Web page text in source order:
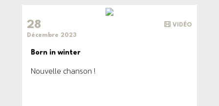
VIDÉO
28
Décembre 2023
Born in winter
Nouvelle chanson !